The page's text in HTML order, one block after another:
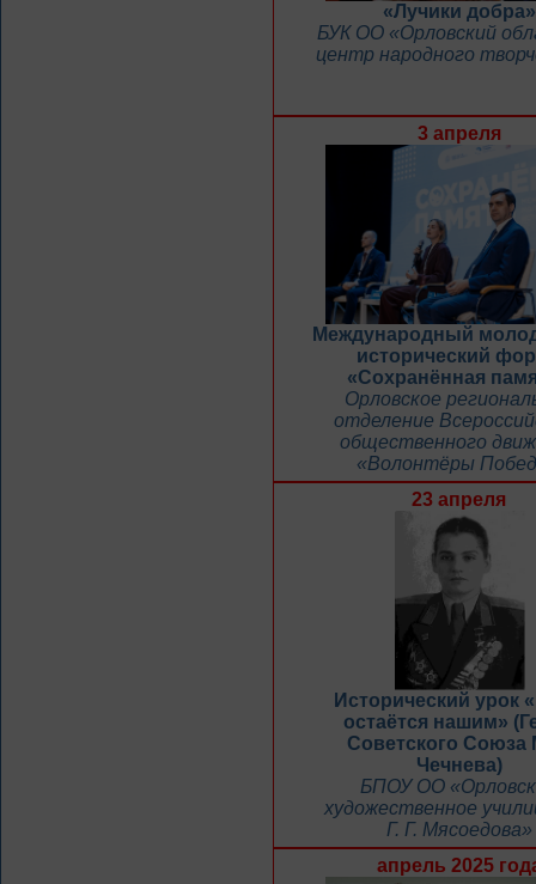
«Лучики добра»
БУК ОО «Орловский
центр народного
3 апреля
Международный
исторический
«Сохранённая
Орловское
отделение
общественного
«Волонтёры
23 апреля
Исторический урок
остаётся нашим»
Советского Союза
Чечнева)
БПОУ ОО
художественное
Г. Г. Мясоедова»
апрель 2025